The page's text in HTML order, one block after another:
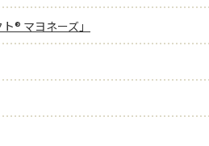
® マヨネーズ」